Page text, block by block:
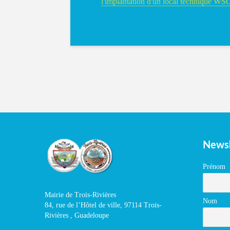
Mairie de Trois-Rivières
84, rue de l’Hôtel de ville, 97114 Trois-
Rivières , Guadeloupe
Prénom
Nom